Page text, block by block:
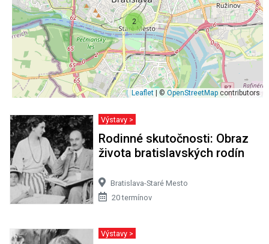
2
Leaflet | © OpenStreetMap contributors
Výstavy >
Rodinné skutočnosti: Obraz
života bratislavských rodín
Bratislava-Staré Mesto
20 termínov
Výstavy >